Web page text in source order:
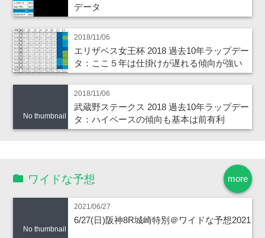
データ
2018/11/06
エリザベス女王杯 2018 過去10年ラップデー
タ：ここ５年は仕掛けが遅れる傾向が強い
No thumbnail
2018/11/06
武蔵野ステークス 2018 過去10年ラップデー
タ：ハイペースの傾向も基本は前有利
more
ワイドな予想
No thumbnail
2021/06/27
6/27(日)阪神8R城崎特別＠ワイドな予想2021